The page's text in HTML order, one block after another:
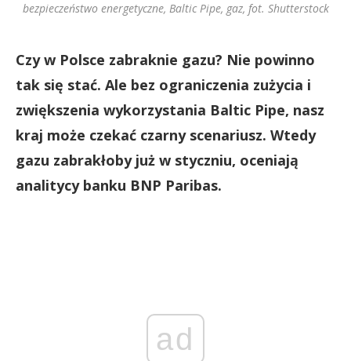
bezpieczeństwo energetyczne, Baltic Pipe, gaz, fot. Shutterstock
Czy w Polsce zabraknie gazu? Nie powinno
tak się stać. Ale bez ograniczenia zużycia i
zwiększenia wykorzystania Baltic Pipe, nasz
kraj może czekać czarny scenariusz. Wtedy
gazu zabrakłoby już w styczniu, oceniają
analitycy banku BNP Paribas.
ad